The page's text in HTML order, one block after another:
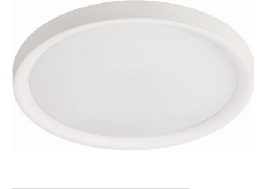
hvězdiček.